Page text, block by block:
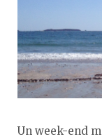
Un week-end